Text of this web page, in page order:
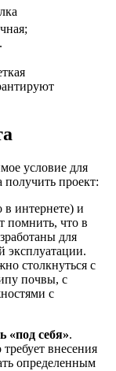
условие для
получить проект:
в интернете) и
помнить, что в
для
эксплуатации.
столкнуться с
почвы, с
с
«под себя».
внесения
определенным